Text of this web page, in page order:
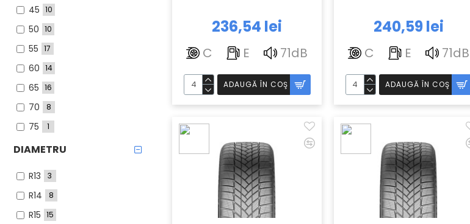
275 1
45 10
50 10
55 17
60 14
65 16
70 8
75 1
DIAMETRU
R13 3
R14 8
R15 15
236,54 lei
C E 71dB
ADAUGĂ ÎN COŞ
240,59 lei
C E 71dB
ADAUGĂ ÎN COŞ